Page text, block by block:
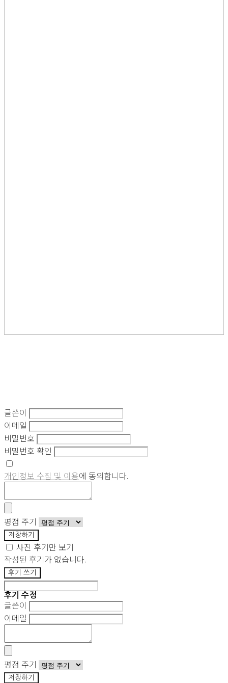
글쓴이
이메일
비밀번호
비밀번호 확인
개인정보 수집 및 이용에 동의합니다.
평점 주기
저장하기
사진 후기만 보기
작성된 후기가 없습니다.
후기 쓰기
후기 수정
글쓴이
이메일
평점 주기
저장하기